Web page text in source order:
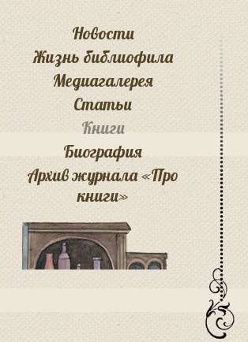
Новости
Жизнь библиофила
Медиагалерея
Статьи
Книги
Биография
Архив журнала «Про
книги»